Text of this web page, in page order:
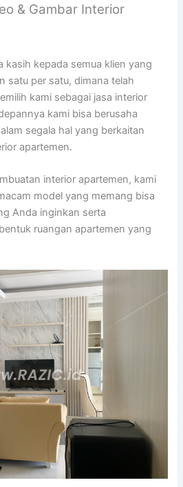
& Gambar Interior
kasih kepada semua klien yang
satu per satu, dimana telah
kami sebagai jasa interior
kami bisa berusaha
segala hal yang berkaitan
apartemen.
interior apartemen, kami
model yang memang bisa
Anda inginkan serta
ruangan apartemen yang